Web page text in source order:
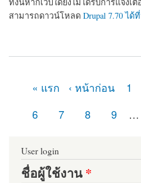
สามารถดาวน์โหลด Drupal 7.70 ได้
about ในที่สุดก็มา
Drupal 7 อย่
« แรก ‹ หน้าก่อน 1
6
7 8 9 …
User login
ชื่อผู้ใช้งาน*